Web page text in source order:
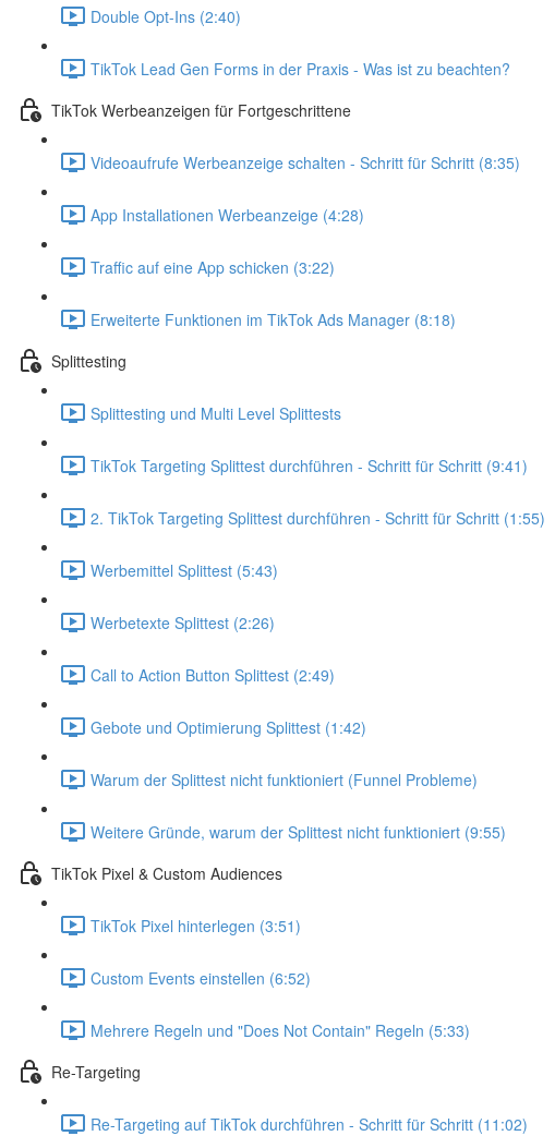
Double Opt-Ins (2:40)
TikTok Lead Gen Forms in der Praxis - Was ist zu beachten?
TikTok Werbeanzeigen für Fortgeschrittene
Videoaufrufe Werbeanzeige schalten - Schritt für Schritt (8:35)
App Installationen Werbeanzeige (4:28)
Traffic auf eine App schicken (3:22)
Erweiterte Funktionen im TikTok Ads Manager (8:18)
Splittesting
Splittesting und Multi Level Splittests
TikTok Targeting Splittest durchführen - Schritt für Schritt (9:41)
2. TikTok Targeting Splittest durchführen - Schritt für Schritt (1:55)
Werbemittel Splittest (5:43)
Werbetexte Splittest (2:26)
Call to Action Button Splittest (2:49)
Gebote und Optimierung Splittest (1:42)
Warum der Splittest nicht funktioniert (Funnel Probleme)
Weitere Gründe, warum der Splittest nicht funktioniert (9:55)
TikTok Pixel & Custom Audiences
TikTok Pixel hinterlegen (3:51)
Custom Events einstellen (6:52)
Mehrere Regeln und "Does Not Contain" Regeln (5:33)
Re-Targeting
Re-Targeting auf TikTok durchführen - Schritt für Schritt (11:02)